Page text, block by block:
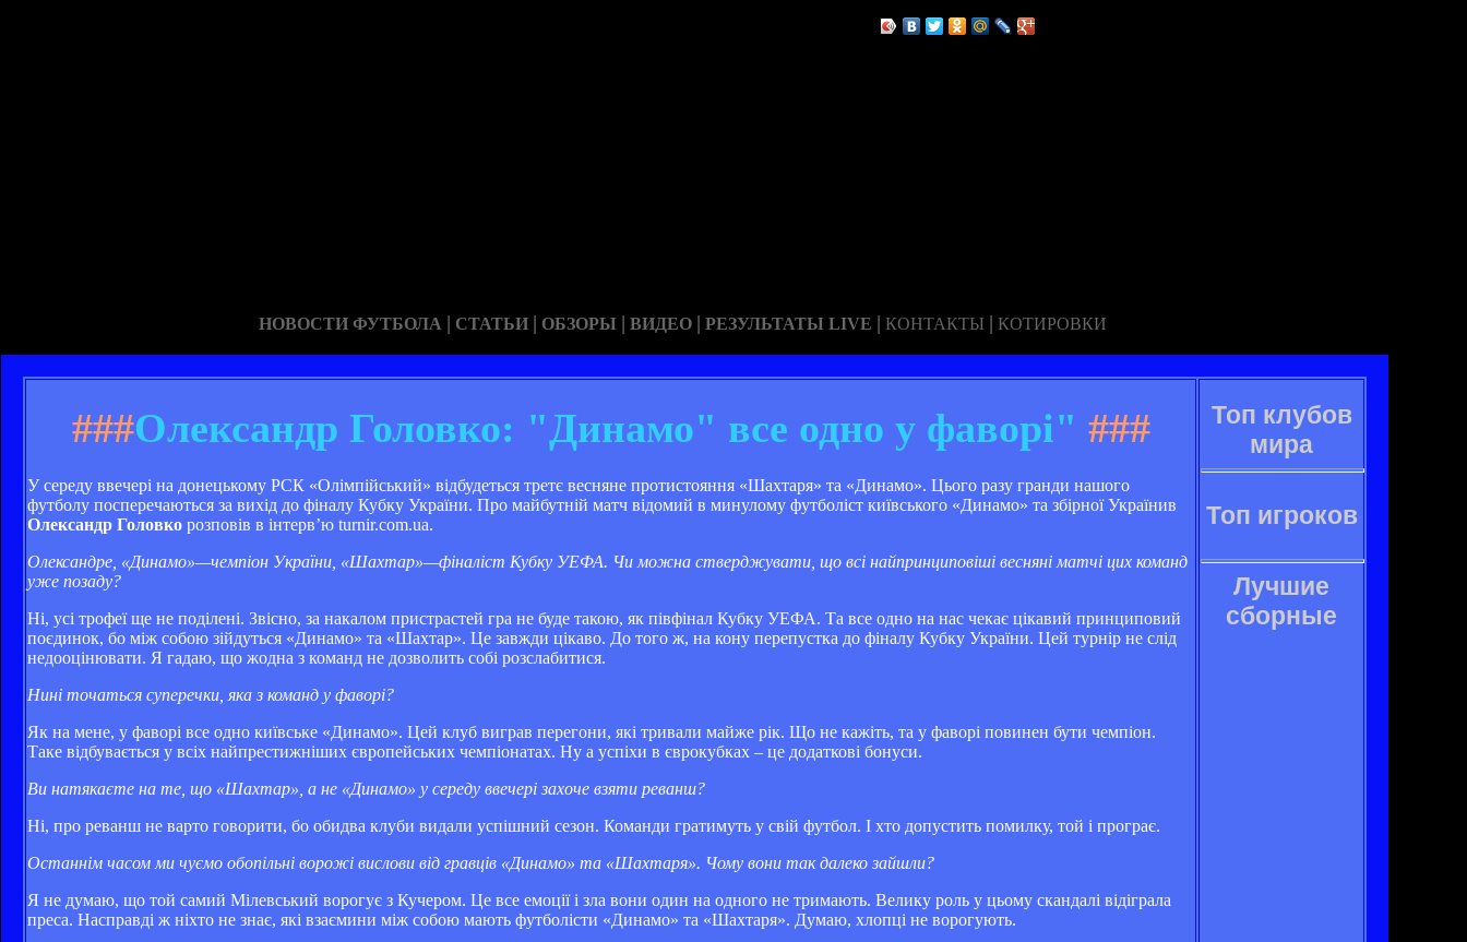
НОВОСТИ ФУТБОЛА | СТАТЬИ | ОБЗОРЫ | ВИДЕО | РЕЗУЛЬТАТЫ LIVE | КОНТАКТЫ | КОТИРОВКИ
###Олександр Головко: "Динамо" все одно у фаворі" ###
У середу ввечері на донецькому РСК «Олімпійський» відбудеться третє весняне протистояння «Шахтаря» та «Динамо». Цього разу гранди нашого
футболу посперечаються за вихід до фіналу Кубку України. Про майбутній матч відомий в минулому футболіст київського «Динамо» та збірної Українив
Олександр Головко розповів в інтерв’ю turnir.com.ua.
Олександре, «Динамо»—чемпіон України, «Шахтар»—фіналіст Кубку УЕФА. Чи можна стверджувати, що всі найпринциповіші весняні матчі цих команд
уже позаду?
Ні, усі трофеї ще не поділені. Звісно, за накалом пристрастей гра не буде такою, як півфінал Кубку УЕФА. Та все одно на нас чекає цікавий принциповий
поєдинок, бо між собою зійдуться «Динамо» та «Шахтар». Це завжди цікаво. До того ж, на кону перепустка до фіналу Кубку України. Цей турнір не слід
недооцінювати. Я гадаю, що жодна з команд не дозволить собі розслабитися.
Нині точаться суперечки, яка з команд у фаворі?
Як на мене, у фаворі все одно київське «Динамо». Цей клуб виграв перегони, які тривали майже рік. Що не кажіть, та у фаворі повинен бути чемпіон.
Таке відбувається у всіх найпрестижніших європейських чемпіонатах. Ну а успіхи в єврокубках – це додаткові бонуси.
Ви натякаєте на те, що «Шахтар», а не «Динамо» у середу ввечері захоче взяти реванш?
Ні, про реванш не варто говорити, бо обидва клуби видали успішний сезон. Команди гратимуть у свій футбол. І хто допустить помилку, той і програє.
Останнім часом ми чуємо обопільні ворожі вислови від гравців «Динамо» та «Шахтаря». Чому вони так далеко зайшли?
Я не думаю, що той самий Мілевський ворогує з Кучером. Це все емоції і зла вони один на одного не тримають. Велику роль у цьому скандалі відіграла
преса. Насправді ж ніхто не знає, які взаємини між собою мають футболісти «Динамо» та «Шахтаря». Думаю, хлопці не ворогують.
Топ клубов
мира
Топ игроков
Лучшие
сборные